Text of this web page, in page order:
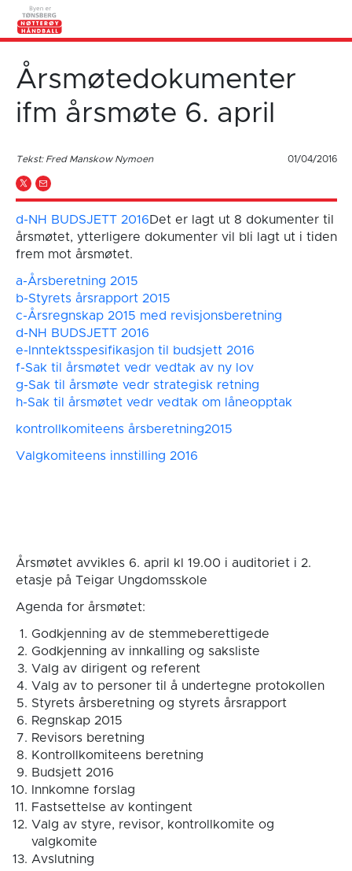
Årsmøtedokumenter
ifm årsmøte 6. april
Tekst: Fred Manskow Nymoen 01/04/2016
d-NH BUDSJETT 2016Det er lagt ut 8 dokumenter til
årsmøtet, ytterligere dokumenter vil bli lagt ut i tiden
frem mot årsmøtet.
a-Årsberetning 2015
b-Styrets årsrapport 2015
c-Årsregnskap 2015 med revisjonsberetning
d-NH BUDSJETT 2016
e-Inntektsspesifikasjon til budsjett 2016
f-Sak til årsmøtet vedr vedtak av ny lov
g-Sak til årsmøte vedr strategisk retning
h-Sak til årsmøtet vedr vedtak om låneopptak
kontrollkomiteens årsberetning2015
Valgkomiteens innstilling 2016
Årsmøtet avvikles 6. april kl 19.00 i auditoriet i 2.
etasje på Teigar Ungdomsskole
Agenda for årsmøtet:
Godkjenning av de stemmeberettigede
Godkjenning av innkalling og saksliste
Valg av dirigent og referent
Valg av to personer til å undertegne protokollen
Styrets årsberetning og styrets årsrapport
Regnskap 2015
Revisors beretning
Kontrollkomiteens beretning
Budsjett 2016
Innkomne forslag
Fastsettelse av kontingent
Valg av styre, revisor, kontrollkomite og
valgkomite
Avslutning